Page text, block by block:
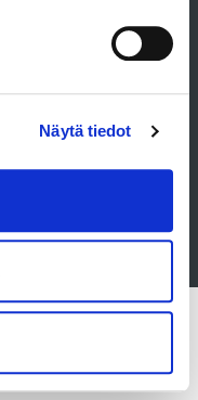
Näytä tiedot